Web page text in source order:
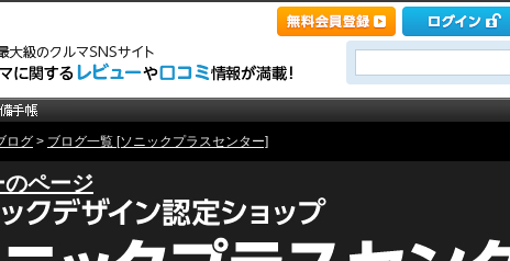
ログ > ブログ一覧 [ソニックプラスセンター]
のページ